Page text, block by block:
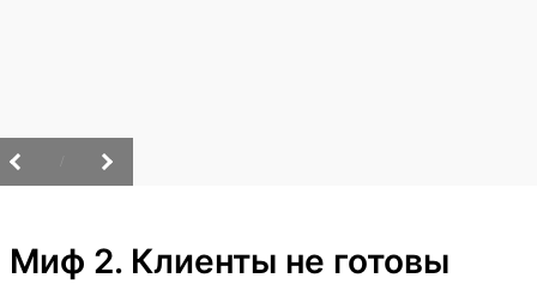
Миф 2. Клиенты не готовы